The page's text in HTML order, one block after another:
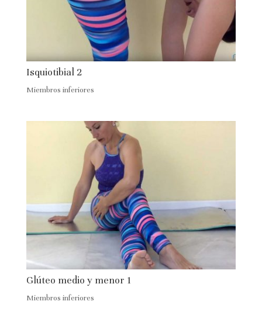
Isquiotibial 2
Miembros inferiores
Glúteo medio y menor 1
Miembros inferiores